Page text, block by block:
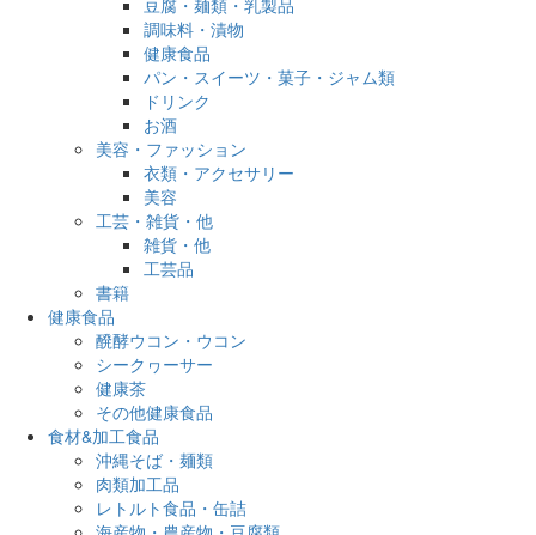
調味料・漬物
健康食品
パン・スイーツ・菓子・ジャム類
ドリンク
お酒
美容・ファッション
衣類・アクセサリー
美容
工芸・雑貨・他
雑貨・他
工芸品
書籍
健康食品
醗酵ウコン・ウコン
シークヮーサー
健康茶
その他健康食品
食材&加工食品
沖縄そば・麺類
肉類加工品
レトルト食品・缶詰